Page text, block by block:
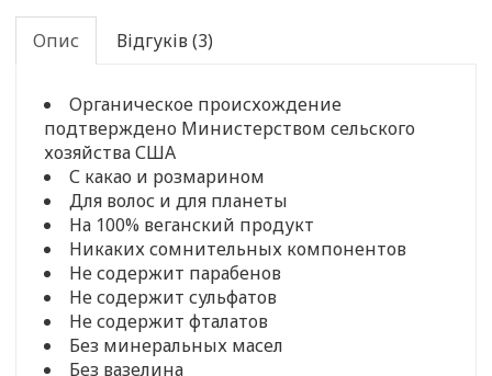
Опис Відгуків (3)
Органическое происхождение
подтверждено Министерством сельского
хозяйства США
С какао и розмарином
Для волос и для планеты
На 100% веганский продукт
Никаких сомнительных компонентов
Не содержит парабенов
Не содержит сульфатов
Не содержит фталатов
Без минеральных масел
Без вазелина